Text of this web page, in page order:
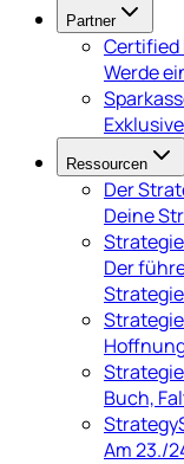
Partner
Certified
Werde
Ressourcen
Der
Deine
Der
Buch,
Am 23./